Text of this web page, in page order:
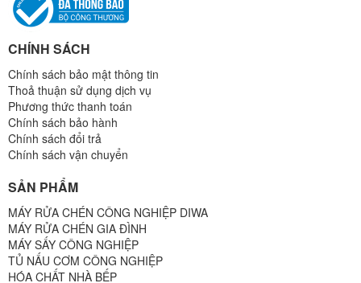
CHÍNH SÁCH
Chính sách bảo mật thông tin
Thoả thuận sử dụng dịch vụ
Phương thức thanh toán
Chính sách bảo hành
Chính sách đổi trả
Chính sách vận chuyển
SẢN PHẨM
MÁY RỬA CHÉN CÔNG NGHIỆP DIWA
MÁY RỬA CHÉN GIA ĐÌNH
MÁY SẤY CÔNG NGHIỆP
TỦ NẤU CƠM CÔNG NGHIỆP
HÓA CHẤT NHÀ BẾP